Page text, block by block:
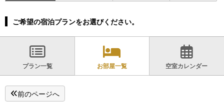
ご希望の宿泊プランをお選びください。
プラン一覧 お部屋一覧 空室カレンダー
前のページへ